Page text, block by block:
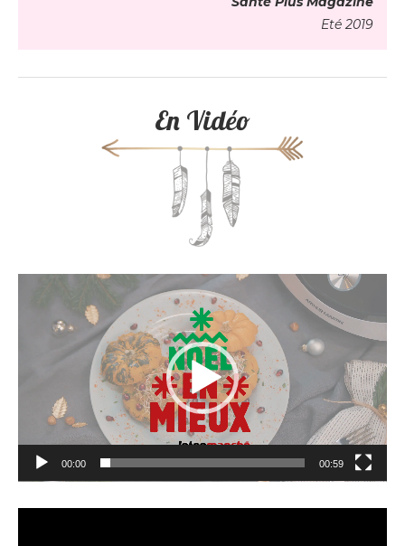
Eté 2019
En Vidéo
00:00 00:59